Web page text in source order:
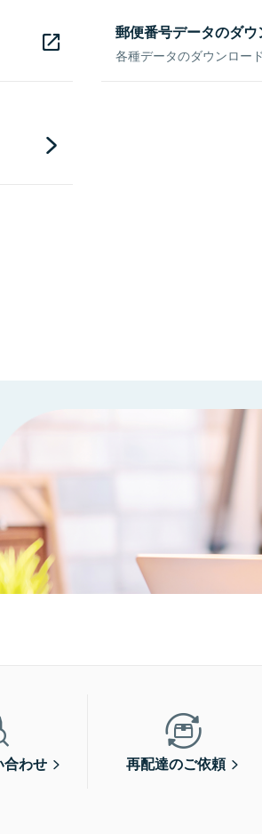
郵便番号データのダウ
各種データのダウンロー
合わせ 再配達のご依頼